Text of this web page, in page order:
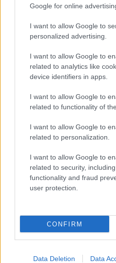
Google for online
I want to allow Google to
personalized advertising.
I want to allow Google to
related to analytics like
device identifiers in apps.
I want to allow Google to
related to functionality of
I want to allow Google to
related to personalization.
I want to allow Google to
related to security,
functionality and fraud
user protection.
CONFIRM
Data Deletion Data
Γιάννης Μπεχράκης για
Πρόσφυγες σε βάρκα